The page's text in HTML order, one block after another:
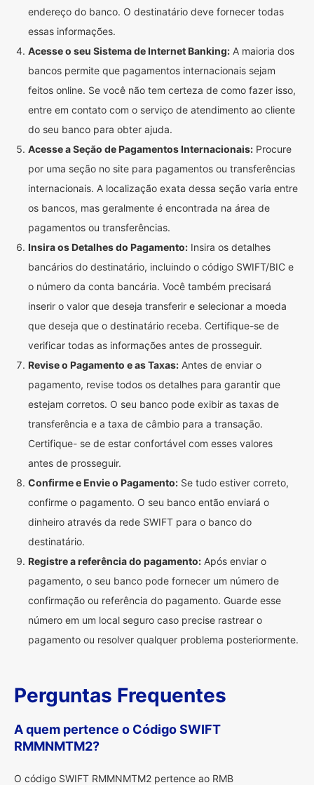
endereço do banco. O destinatário deve fornecer todas
essas informações.
Acesse o seu Sistema de Internet Banking: A maioria dos
bancos permite que pagamentos internacionais sejam
feitos online. Se você não tem certeza de como fazer isso,
entre em contato com o serviço de atendimento ao cliente
do seu banco para obter ajuda.
Acesse a Seção de Pagamentos Internacionais: Procure
por uma seção no site para pagamentos ou transferências
internacionais. A localização exata dessa seção varia entre
os bancos, mas geralmente é encontrada na área de
pagamentos ou transferências.
Insira os Detalhes do Pagamento: Insira os detalhes
bancários do destinatário, incluindo o código SWIFT/BIC e
o número da conta bancária. Você também precisará
inserir o valor que deseja transferir e selecionar a moeda
que deseja que o destinatário receba. Certifique-se de
verificar todas as informações antes de prosseguir.
Revise o Pagamento e as Taxas: Antes de enviar o
pagamento, revise todos os detalhes para garantir que
estejam corretos. O seu banco pode exibir as taxas de
transferência e a taxa de câmbio para a transação.
Certifique- se de estar confortável com esses valores
antes de prosseguir.
Confirme e Envie o Pagamento: Se tudo estiver correto,
confirme o pagamento. O seu banco então enviará o
dinheiro através da rede SWIFT para o banco do
destinatário.
Registre a referência do pagamento: Após enviar o
pagamento, o seu banco pode fornecer um número de
confirmação ou referência do pagamento. Guarde esse
número em um local seguro caso precise rastrear o
pagamento ou resolver qualquer problema posteriormente.
Perguntas Frequentes
A quem pertence o Código SWIFT
RMMNMTM2?
O código SWIFT RMMNMTM2 pertence ao RMB